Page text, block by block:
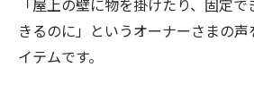
「屋上の壁に物を掛けたり、固定
きるのに」というオーナーさまの
イテムです。